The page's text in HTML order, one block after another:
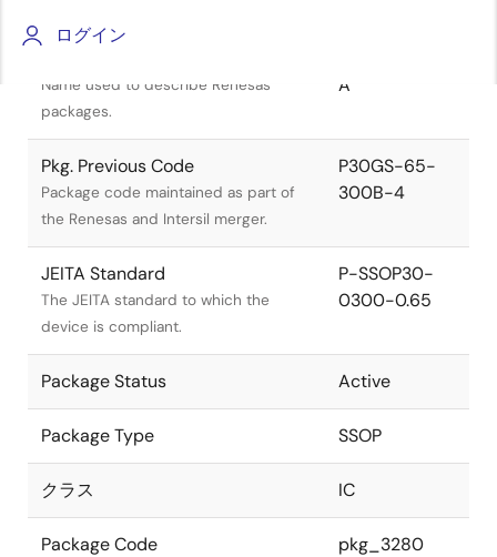
ログイン
Name used to describe Renesas
packages.
A
Pkg. Previous Code
Package code maintained as part of
the Renesas and Intersil merger.
P30GS-65-
300B-4
JEITA Standard
The JEITA standard to which the
device is compliant.
P-SSOP30-
0300-0.65
Package Status Active
Package Type SSOP
クラス IC
Package Code pkg_3280